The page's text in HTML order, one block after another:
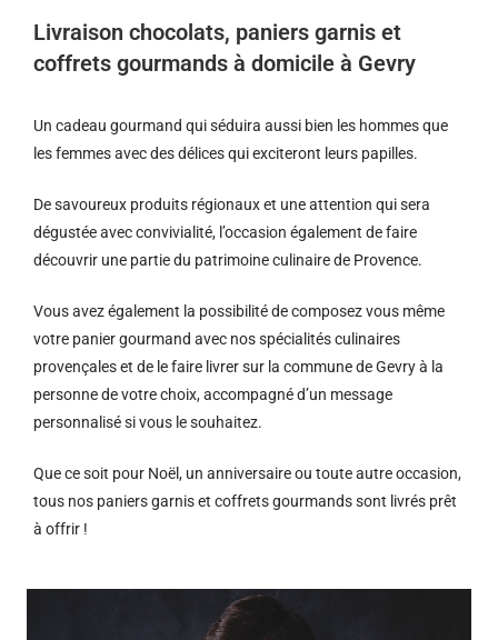
Livraison chocolats, paniers garnis et
coffrets gourmands à domicile à Gevry
Un cadeau gourmand qui séduira aussi bien les hommes que
les femmes avec des délices qui exciteront leurs papilles.
De savoureux produits régionaux et une attention qui sera
dégustée avec convivialité, l’occasion également de faire
découvrir une partie du patrimoine culinaire de Provence.
Vous avez également la possibilité de composez vous même
votre panier gourmand avec nos spécialités culinaires
provençales et de le faire livrer sur la commune de Gevry à la
personne de votre choix, accompagné d’un message
personnalisé si vous le souhaitez.
Que ce soit pour Noël, un anniversaire ou toute autre occasion,
tous nos paniers garnis et coffrets gourmands sont livrés prêt
à offrir !